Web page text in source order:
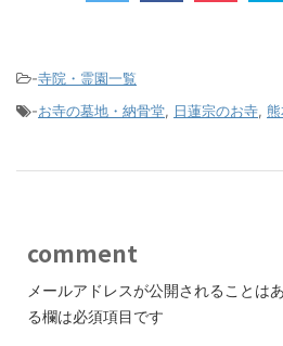
-寺院・霊園一覧
-お寺の墓地・納骨堂, 日蓮宗のお寺,
comment
メールアドレスが公開されることは
る欄は必須項目です